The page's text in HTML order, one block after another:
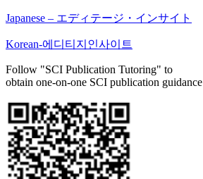
Japanese – エディテージ・インサイト
Korean-에디티지인사이트
Follow "SCI Publication Tutoring" to
obtain one-on-one SCI publication guidance